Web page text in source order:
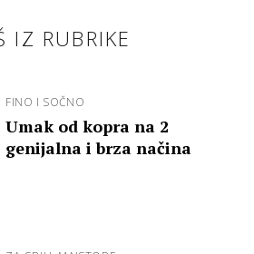
IZ RUBRIKE
FINO I SOČNO
Umak od kopra na 2
genijalna i brza načina